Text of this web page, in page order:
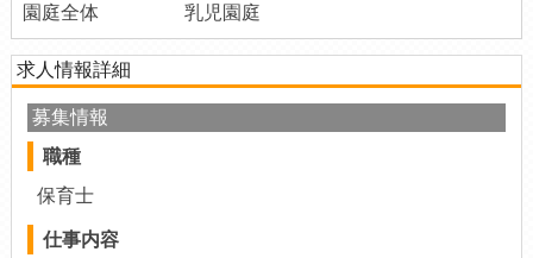
園庭全体 乳児園庭
求人情報詳細
募集情報
職種
保育士
仕事内容